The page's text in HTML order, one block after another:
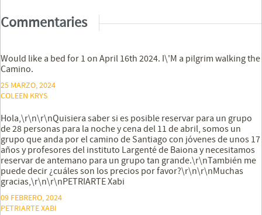
Commentaries
Would like a bed for 1 on April 16th 2024. I\'M a pilgrim walking the
Camino.
25 MARZO, 2024
COLEEN KRYS
Hola,\r\n\r\nQuisiera saber si es posible reservar para un grupo
de 28 personas para la noche y cena del 11 de abril, somos un
grupo que anda por el camino de Santiago con jóvenes de unos 17
años y profesores del instituto Largenté de Baiona y necesitamos
reservar de antemano para un grupo tan grande.\r\nTambién me
puede decir ¿cuáles son los precios por favor?\r\n\r\nMuchas
gracias,\r\n\r\nPETRIARTE Xabi
09 FEBRERO, 2024
PETRIARTE XABI